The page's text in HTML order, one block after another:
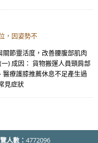
，因姿勢不
節靈活度，改善腰腹部肌肉
) 成因： 貨物搬運人員頸肩部
療護膝推薦休息不足產生過
見症狀
人數： 4772096